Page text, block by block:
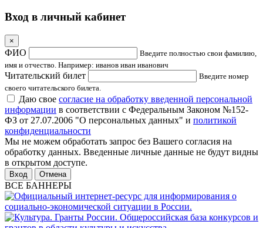
Вход в личный кабинет
×
ФИО
Введите полностью свои фамилию,
имя и отчество. Например: иванов иван иванович
Читательский билет
Введите номер
своего читательского билета.
Даю свое согласие на обработку введенной персональной
информации в соответствии с Федеральным Законом №152-
ФЗ от 27.07.2006 "О персональных данных" и политикой
конфиденциальности
Мы не можем обработать запрос без Вашего согласия на
обработку данных. Введенные личные данные не будут видны
в открытом доступе.
Отмена
ВСЕ БАННЕРЫ